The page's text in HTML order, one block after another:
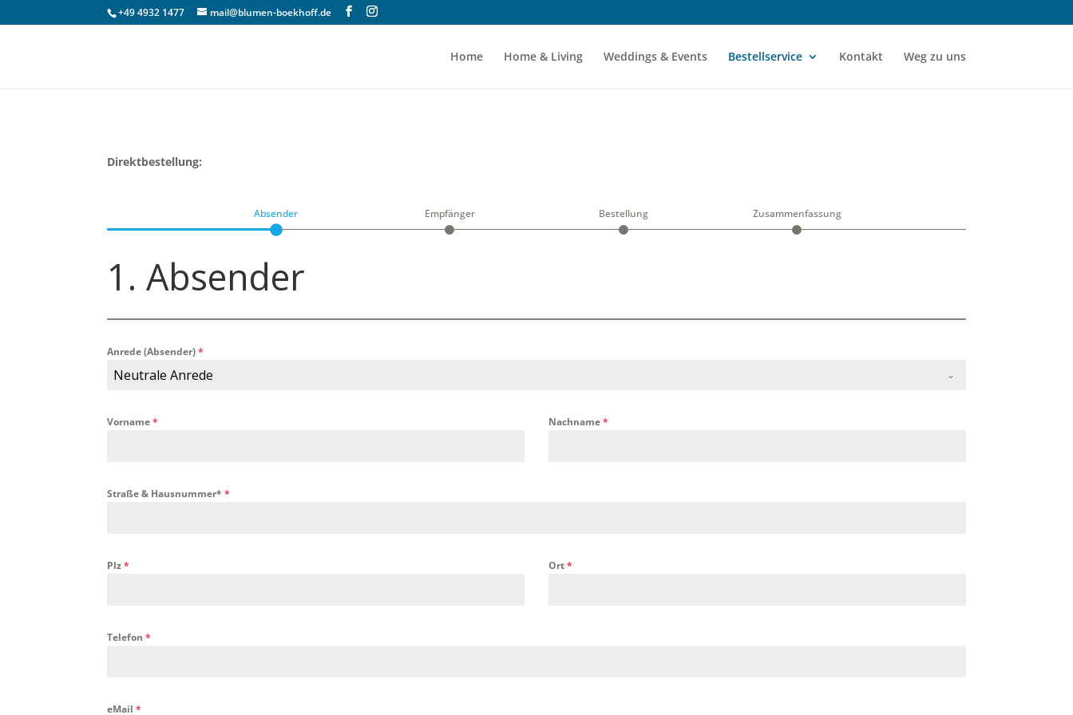
+49 4932 1477 mail@blumen-boekhoff.de
Home Home & Living Weddings & Events Bestellservice Kontakt Weg zu uns
Direktbestellung:
Absender Empfänger Bestellung Zusammenfassung
1. Absender
Anrede (Absender)*
Neutrale Anrede
Vorname* Nachname*
Straße & Hausnummer**
Plz* Ort*
Telefon*
eMail*